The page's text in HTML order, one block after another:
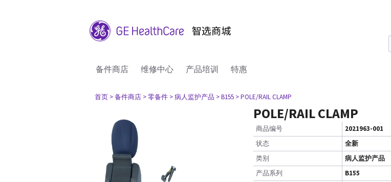
备件商店 维修中心 产品培训 特惠
首页 > 备件商店 > 零备件 > 病人监护产品 > B155 > POLE/RAIL CLAMP
POLE/RAIL CLAMP
商品编号
2021963-001
状态
全新
类别
病人监护产品
产品系列
B155